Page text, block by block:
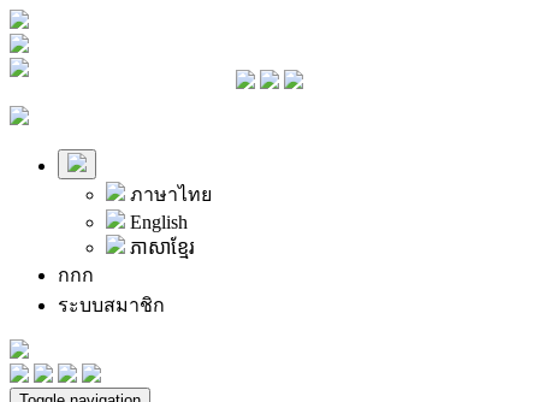
ภาษาไทย
English
ភាសាខ្មែរ
กกก
ระบบสมาชิก